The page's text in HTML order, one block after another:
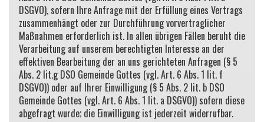
DSGVO), sofern Ihre Anfrage mit der Erfüllung eines Vertrags
zusammenhängt oder zur Durchführung vorvertraglicher
Maßnahmen erforderlich ist. In allen übrigen Fällen beruht die
Verarbeitung auf unserem berechtigten Interesse an der
effektiven Bearbeitung der an uns gerichteten Anfragen (§ 5
Abs. 2 lit.g DSO Gemeinde Gottes (vgl. Art. 6 Abs. 1 lit. f
DSGVO)) oder auf Ihrer Einwilligung (§ 5 Abs. 2 lit. b DSO
Gemeinde Gottes (vgl. Art. 6 Abs. 1 lit. a DSGVO)) sofern diese
abgefragt wurde; die Einwilligung ist jederzeit widerrufbar.